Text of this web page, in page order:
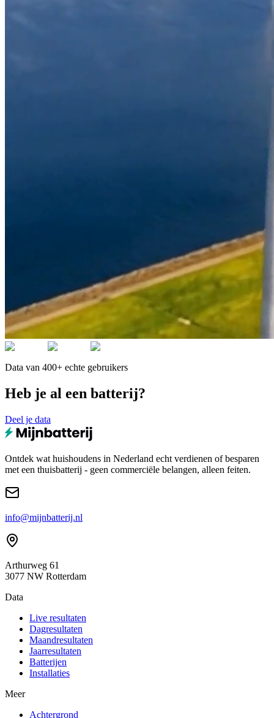
Data van 400+ echte gebruikers
Heb je al een batterij?
Deel je data
Ontdek wat huishoudens in Nederland echt verdienen of besparen
met een thuisbatterij - geen commerciële belangen, alleen feiten.
info@mijnbatterij.nl
Arthurweg 61
3077 NW Rotterdam
Data
Live resultaten
Dagresultaten
Maandresultaten
Jaarresultaten
Batterijen
Installaties
Meer
Achtergrond